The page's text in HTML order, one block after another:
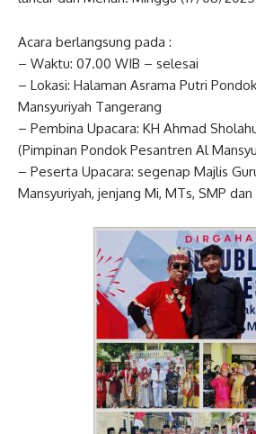
Acara berlangsung pada :
– Waktu: 07.00 WIB – selesai
– Lokasi: Halaman Asrama Putri
Mansyuriyah Tangerang
– Pembina Upacara: KH Ahmad
(Pimpinan Pondok Pesantren Al
– Peserta Upacara: segenap Majlis
Mansyuriyah, jenjang Mi, MTs, SMP